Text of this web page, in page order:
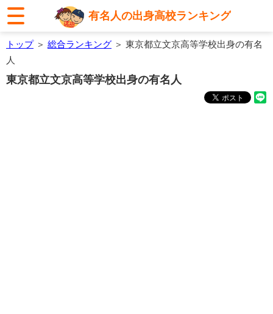
有名人の出身高校ランキング
トップ＞ 総合ランキング ＞ 東京都立文京高等学校出身の有名
人
東京都立文京高等学校出身の有名人